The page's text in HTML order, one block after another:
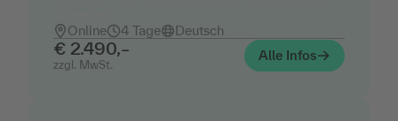
Online
4 Tage Deutsch
€ 2.490,–
zzgl. MwSt.
Alle Infos